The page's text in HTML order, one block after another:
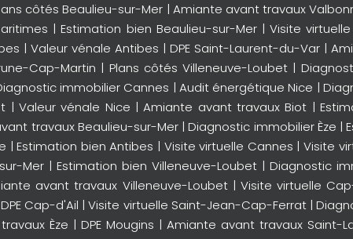
côtés Beaulieu-sur-Mer | Amiante avant travaux
|Estimation bien Beaulieu-sur-Mer| Visite
| Valeur vénale Antibes | DPE Saint-Laurent-du-Var |
Cap-Martin | Plans côtés Villeneuve-Loubet |
immobilier Cannes | Audit énergétique Nice |
|Valeur vénale Nice |Amiante avant travaux Biot |
travaux Beaulieu-sur-Mer|Diagnostic immobilier Èze |
|Estimation bien Antibes | Visite virtuelle Cannes |Visite
Mer |Estimation bien Villeneuve-Loubet| Diagnostic
avant travaux Villeneuve-Loubet| Visite virtuelle
DPE Cap-d'Ail |Visite virtuelle Saint-Jean-Cap-Ferrat|
Èze |DPE Mougins | Amiante avant travaux Saint-